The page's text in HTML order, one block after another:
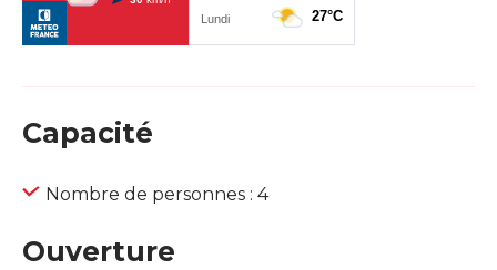
Capacité
Nombre de personnes : 4
Ouverture